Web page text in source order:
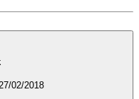
27/02/2018